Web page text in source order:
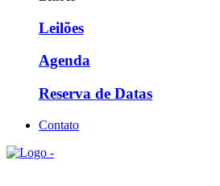
Leilões
Agenda
Reserva de Datas
Contato